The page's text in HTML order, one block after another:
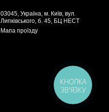
03045, Україна, м. Київ, вул.
Липківського, б. 45, БЦ НЕСТ
Мапа проїзду
КНОПКА
ЗВ'ЯЗКУ